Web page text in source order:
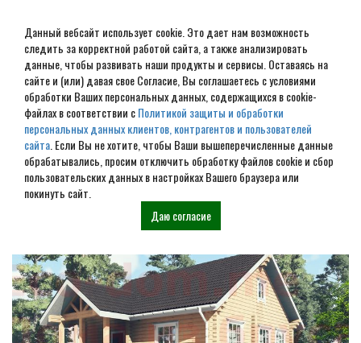
Данный вебсайт использует cookie. Это дает нам возможность
следить за корректной работой сайта, а также анализировать
данные, чтобы развивать наши продукты и сервисы. Оставаясь на
сайте и (или) давая свое Согласие, Вы соглашаетесь с условиями
обработки Ваших персональных данных, содержащихся в cookie-
файлах в соответствии сПолитикой защиты и обработки
персональных данных клиентов, контрагентов и пользователей
сайта . Если Вы не хотите, чтобы Ваши вышеперечисленные данные
обрабатывались, просим отключить обработку файлов cookie и сбор
пользовательских данных в настройках Вашего браузера или
покинуть сайт.
Даю согласие
Фундамент на винтовых
сваях в Малоярославце
Наши проекты